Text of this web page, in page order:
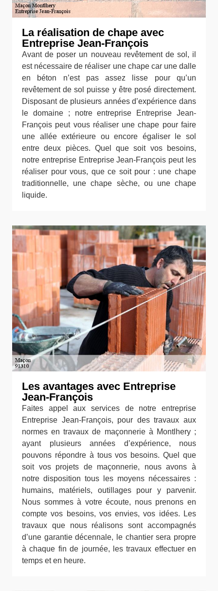
La réalisation de chape avec
Entreprise Jean-François
Avant de poser un nouveau revêtement de sol, il
est nécessaire de réaliser une chape car une dalle
en béton n’est pas assez lisse pour qu’un
revêtement de sol puisse y être posé directement.
Disposant de plusieurs années d’expérience dans
le domaine ; notre entreprise Entreprise Jean-
François peut vous réaliser une chape pour faire
une allée extérieure ou encore égaliser le sol
entre deux pièces. Quel que soit vos besoins,
notre entreprise Entreprise Jean-François peut les
réaliser pour vous, que ce soit pour : une chape
traditionnelle, une chape sèche, ou une chape
liquide.
Les avantages avec Entreprise
Jean-François
Faites appel aux services de notre entreprise
Entreprise Jean-François, pour des travaux aux
normes en travaux de maçonnerie à Montlhery ;
ayant plusieurs années d’expérience, nous
pouvons répondre à tous vos besoins. Quel que
soit vos projets de maçonnerie, nous avons à
notre disposition tous les moyens nécessaires :
humains, matériels, outillages pour y parvenir.
Nous sommes à votre écoute, nous prenons en
compte vos besoins, vos envies, vos idées. Les
travaux que nous réalisons sont accompagnés
d’une garantie décennale, le chantier sera propre
à chaque fin de journée, les travaux effectuer en
temps et en heure.